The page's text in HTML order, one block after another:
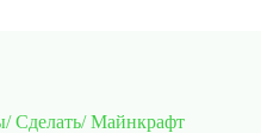
Сделать/ Майнкрафт